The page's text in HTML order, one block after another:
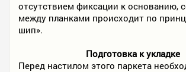
отсутствием фиксации к основанию,
между планками происходит по
шип».
Подготовка к укладке
Перед настилом этого паркета